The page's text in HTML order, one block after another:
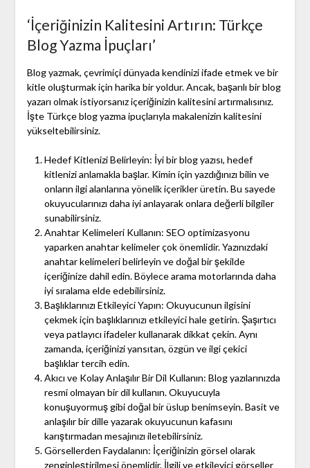
‘İçeriğinizin Kalitesini Artırın: Türkçe
Blog Yazma İpuçları’
Blog yazmak, çevrimiçi dünyada kendinizi ifade etmek ve bir
kitle oluşturmak için harika bir yoldur. Ancak, başarılı bir blog
yazarı olmak istiyorsanız içeriğinizin kalitesini artırmalısınız.
İşte Türkçe blog yazma ipuçlarıyla makalenizin kalitesini
yükseltebilirsiniz.
Hedef Kitlenizi Belirleyin: İyi bir blog yazısı, hedef
kitlenizi anlamakla başlar. Kimin için yazdığınızı bilin ve
onların ilgi alanlarına yönelik içerikler üretin. Bu sayede
okuyucularınızı daha iyi anlayarak onlara değerli bilgiler
sunabilirsiniz.
Anahtar Kelimeleri Kullanın: SEO optimizasyonu
yaparken anahtar kelimeler çok önemlidir. Yazınızdaki
anahtar kelimeleri belirleyin ve doğal bir şekilde
içeriğinize dahil edin. Böylece arama motorlarında daha
iyi sıralama elde edebilirsiniz.
Başlıklarınızı Etkileyici Yapın: Okuyucunun ilgisini
çekmek için başlıklarınızı etkileyici hale getirin. Şaşırtıcı
veya patlayıcı ifadeler kullanarak dikkat çekin. Aynı
zamanda, içeriğinizi yansıtan, özgün ve ilgi çekici
başlıklar tercih edin.
Akıcı ve Kolay Anlaşılır Bir Dil Kullanın: Blog yazılarınızda
resmi olmayan bir dil kullanın. Okuyucuyla
konuşuyormuş gibi doğal bir üslup benimseyin. Basit ve
anlaşılır bir dille yazarak okuyucunun kafasını
karıştırmadan mesajınızı iletebilirsiniz.
Görsellerden Faydalanın: İçeriğinizin görsel olarak
zenginleştirilmesi önemlidir. İlgili ve etkileyici görseller